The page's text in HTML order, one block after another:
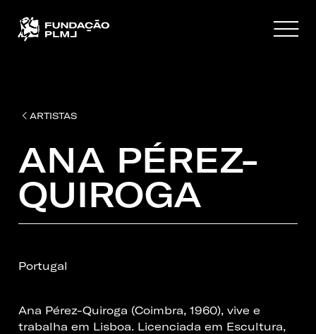
ARTISTAS
ANA PÉREZ-
QUIROGA
Portugal
Ana Pérez-Quiroga (Coimbra, 1960), vive e
trabalha em Lisboa. Licenciada em Escultura,